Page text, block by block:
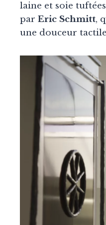
laine et soie
par Eric Schmitt,
une douceur